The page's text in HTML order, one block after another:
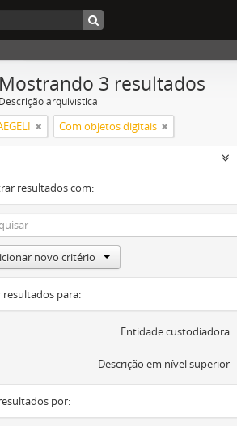
Mostrando 3 resultados
Descrição arquivística
Com objetos digitais
resultados com:
novo critério
resultados para:
Entidade custodiadora
Descrição em nível superior
por: